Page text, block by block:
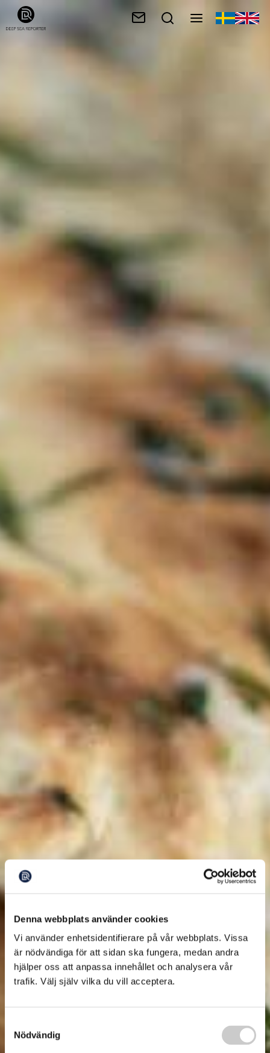
Denna webbplats använder cookies
Vi använder enhetsidentifierare på vår webbplats. Vissa
är nödvändiga för att sidan ska fungera, medan andra
hjälper oss att anpassa innehållet och analysera vår
trafik. Välj själv vilka du vill acceptera.
Nödvändig